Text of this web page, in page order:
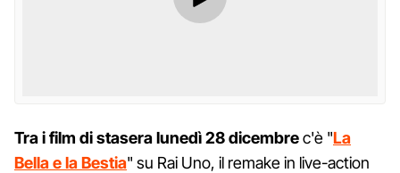
Tra i film di staseralunedì 28 dicembrec'è "La
Bella e la Bestia" su Rai Uno, il remake in live-action